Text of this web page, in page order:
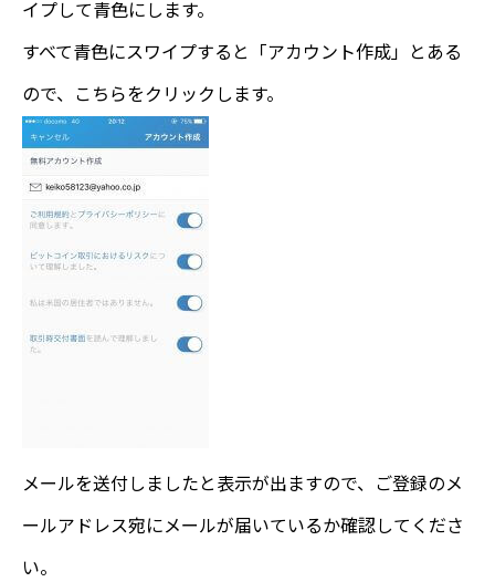
イプして青色にします。
すべて青色にスワイプすると「アカウント作成」とある
ので、こちらをクリックします。
メールを送付しましたと表示が出ますので、ご登録のメ
ールアドレス宛にメールが届いているか確認してくださ
い。